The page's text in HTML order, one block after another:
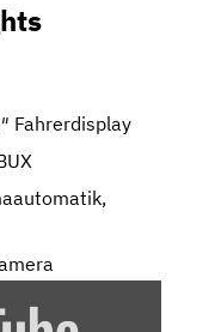
Fahrerdisplay